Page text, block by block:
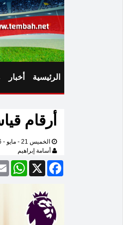
الرئيسية أخبار
أرقام
الخميس 21 - مايو - 2026
أسامة إبراهيم
Facebook
X